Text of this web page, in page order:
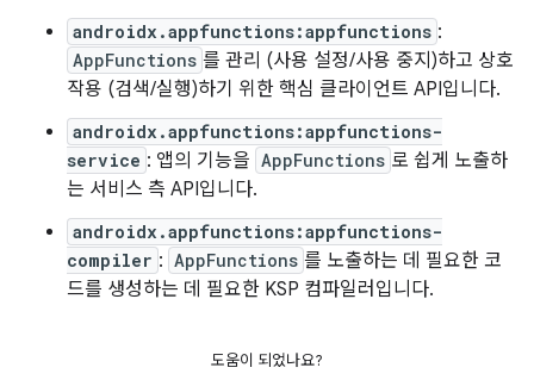
androidx.appfunctions:appfunctions :
AppFunctions 를 관리 (사용 설정/사용 중지)하고 상호
작용 (검색/실행)하기 위한 핵심 클라이언트 API입니다.
androidx.appfunctions:appfunctions-
service : 앱의 기능을 AppFunctions 로 쉽게 노출하
는 서비스 측 API입니다.
androidx.appfunctions:appfunctions-
compiler : AppFunctions 를 노출하는 데 필요한 코
드를 생성하는 데 필요한 KSP 컴파일러입니다.
도움이 되었나요?